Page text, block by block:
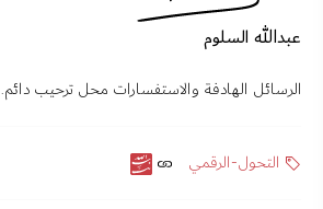
عبدالله السلوم
الرسائل الهادفة والاستفسارات محل ترحيب دائم.
التحول-الرقمي